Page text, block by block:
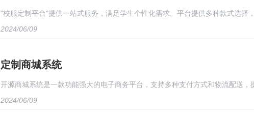
"校服定制平台"提供一站式服务，满足学生个性化需求。平台提供多种款式选择
用户只需在线下单，即可享受快速定制服务，定制周期短，品质有保障。平台还
2024/06/09
定制商城系统
开源商城系统是一款功能强大的电子商务平台，支持多种支付方式和物流配送，
能。它具有高度的可定制性和扩展性，可以根据用户需求进行二次开发。此外，
2024/06/09